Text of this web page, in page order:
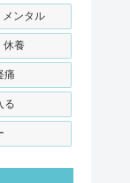
メンタル
休養
痛
る